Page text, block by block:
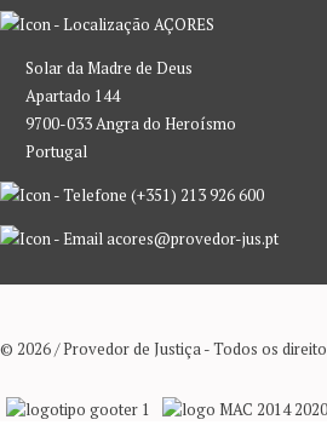
AÇORES
Solar da Madre de Deus
Apartado 144
9700-033 Angra do Heroísmo
Portugal
(+351) 213 926 600
acores@provedor-jus.pt
© 2026 / Provedor de Justiça - Todos os